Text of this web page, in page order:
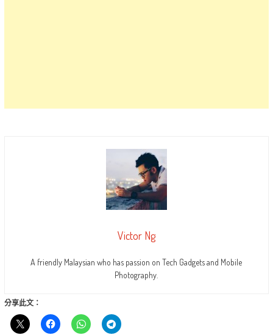
Victor Ng
A friendly Malaysian who has passion on Tech Gadgets and Mobile
Photography.
分享此文：